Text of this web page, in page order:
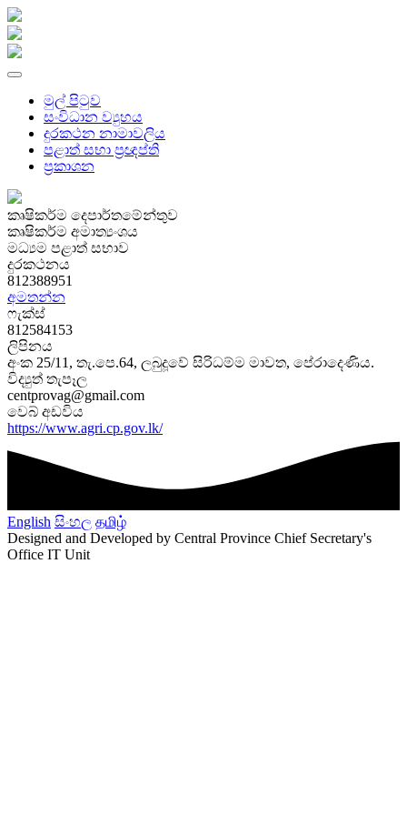
මුල් පිටුව
සංවිධාන ව්‍යුහය
දුරකථන නාමාවලිය
පළාත් සභා ප්‍රඥප්ති
ප්‍රකාශන
කෘෂිකර්ම දෙපාර්තමේන්තුව
කෘෂිකර්ම අමාත්‍යංශය
මධ්‍යම පළාත් සභාව
දුරකථනය
812388951
අමතන්න
ෆැක්ස්
812584153
ලිපිනය
අංක 25/11, තැ.පෙ.64, ලබුදූවේ සිරිධම්ම මාවත, පේරාදෙණිය.
විද්‍යුත් තැපෑල
centprovag@gmail.com
වෙබ් අඩවිය
https://www.agri.cp.gov.lk/
English සිංහල தமிழ்
Designed and Developed by Central Province Chief Secretary's
Office IT Unit